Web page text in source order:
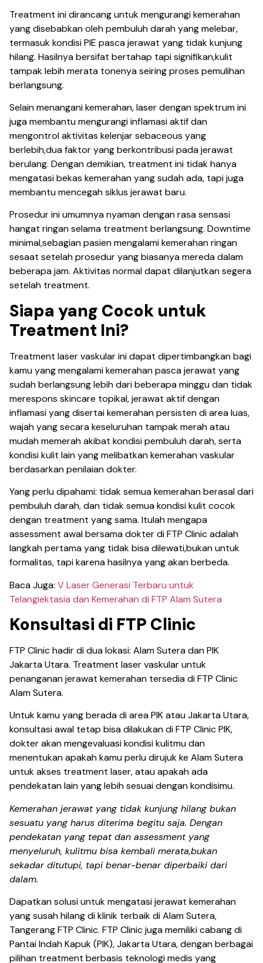
Treatment ini dirancang untuk mengurangi kemerahan
yang disebabkan oleh pembuluh darah yang melebar,
termasuk kondisi PIE pasca jerawat yang tidak kunjung
hilang. Hasilnya bersifat bertahap tapi signifikan,kulit
tampak lebih merata tonenya seiring proses pemulihan
berlangsung.
Selain menangani kemerahan, laser dengan spektrum ini
juga membantu mengurangi inflamasi aktif dan
mengontrol aktivitas kelenjar sebaceous yang
berlebih,dua faktor yang berkontribusi pada jerawat
berulang. Dengan demikian, treatment ini tidak hanya
mengatasi bekas kemerahan yang sudah ada, tapi juga
membantu mencegah siklus jerawat baru.
Prosedur ini umumnya nyaman dengan rasa sensasi
hangat ringan selama treatment berlangsung. Downtime
minimal,sebagian pasien mengalami kemerahan ringan
sesaat setelah prosedur yang biasanya mereda dalam
beberapa jam. Aktivitas normal dapat dilanjutkan segera
setelah treatment.
Siapa yang Cocok untuk
Treatment Ini?
Treatment laser vaskular ini dapat dipertimbangkan bagi
kamu yang mengalami kemerahan pasca jerawat yang
sudah berlangsung lebih dari beberapa minggu dan tidak
merespons skincare topikal, jerawat aktif dengan
inflamasi yang disertai kemerahan persisten di area luas,
wajah yang secara keseluruhan tampak merah atau
mudah memerah akibat kondisi pembuluh darah, serta
kondisi kulit lain yang melibatkan kemerahan vaskular
berdasarkan penilaian dokter.
Yang perlu dipahami: tidak semua kemerahan berasal dari
pembuluh darah, dan tidak semua kondisi kulit cocok
dengan treatment yang sama. Itulah mengapa
assessment awal bersama dokter di FTP Clinic adalah
langkah pertama yang tidak bisa dilewati,bukan untuk
formalitas, tapi karena hasilnya yang akan berbeda.
Baca Juga: V Laser Generasi Terbaru untuk
Telangiektasia dan Kemerahan di FTP Alam Sutera
Konsultasi di FTP Clinic
FTP Clinic hadir di dua lokasi: Alam Sutera dan PIK
Jakarta Utara. Treatment laser vaskular untuk
penanganan jerawat kemerahan tersedia di FTP Clinic
Alam Sutera.
Untuk kamu yang berada di area PIK atau Jakarta Utara,
konsultasi awal tetap bisa dilakukan di FTP Clinic PIK,
dokter akan mengevaluasi kondisi kulitmu dan
menentukan apakah kamu perlu dirujuk ke Alam Sutera
untuk akses treatment laser, atau apakah ada
pendekatan lain yang lebih sesuai dengan kondisimu.
Kemerahan jerawat yang tidak kunjung hilang bukan
sesuatu yang harus diterima begitu saja. Dengan
pendekatan yang tepat dan assessment yang
menyeluruh, kulitmu bisa kembali merata,bukan
sekadar ditutupi, tapi benar-benar diperbaiki dari
dalam.
Dapatkan solusi untuk mengatasi jerawat kemerahan
yang susah hilang di klinik terbaik di Alam Sutera,
Tangerang FTP Clinic. FTP Clinic juga memiliki cabang di
Pantai Indah Kapuk (PIK), Jakarta Utara, dengan berbagai
pilihan treatment berbasis teknologi medis yang